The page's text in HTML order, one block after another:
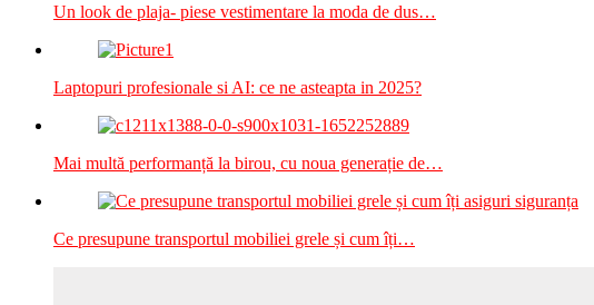
Un look de plaja- piese vestimentare la moda de dus…
Laptopuri profesionale si AI: ce ne asteapta in 2025?
Mai multă performanță la birou, cu noua generație de…
Ce presupune transportul mobiliei grele și cum îți…